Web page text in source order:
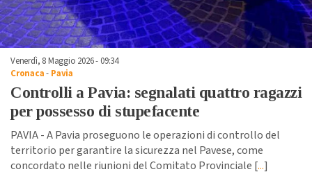
Venerdì, 8 Maggio 2026 - 09:34
Cronaca- Pavia
Controlli a Pavia: segnalati quattro ragazzi
per possesso di stupefacente
PAVIA - A Pavia proseguono le operazioni di controllo del
territorio per garantire la sicurezza nel Pavese, come
concordato nelle riunioni del Comitato Provinciale [...]